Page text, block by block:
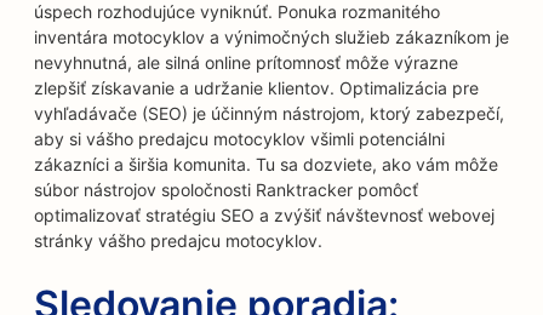
úspech rozhodujúce vyniknúť. Ponuka rozmanitého
inventára motocyklov a výnimočných služieb zákazníkom je
nevyhnutná, ale silná online prítomnosť môže výrazne
zlepšiť získavanie a udržanie klientov. Optimalizácia pre
vyhľadávače (SEO) je účinným nástrojom, ktorý zabezpečí,
aby si vášho predajcu motocyklov všimli potenciálni
zákazníci a širšia komunita. Tu sa dozviete, ako vám môže
súbor nástrojov spoločnosti Ranktracker pomôcť
optimalizovať stratégiu SEO a zvýšiť návštevnosť webovej
stránky vášho predajcu motocyklov.
Sledovanie poradia: